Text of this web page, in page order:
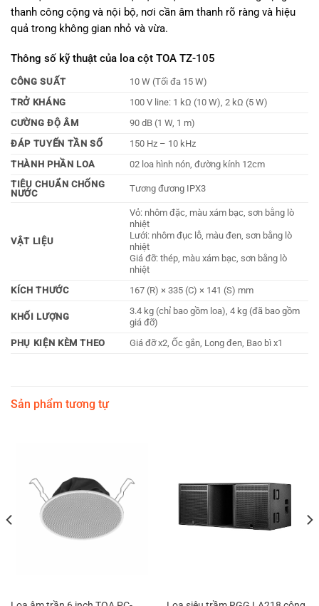
thanh công cộng và nội bộ, nơi cần âm thanh rõ ràng và hiệu
quả trong không gian nhỏ và vừa.
Thông số kỹ thuật của loa cột TOA TZ-105
CÔNG SUẤT
10 W (Tối đa 15 W)
TRỞ KHÁNG
100 V line: 1 kΩ (10 W), 2 kΩ (5 W)
CƯỜNG ĐỘ ÂM
90 dB (1 W, 1 m)
ĐÁP TUYẾN TẦN SỐ
150 Hz – 10 kHz
THÀNH PHẦN LOA
02 loa hình nón, đường kính 12cm
TIÊU CHUẨN CHỐNG
NƯỚC
Tương đương IPX3
VẬT LIỆU
Vỏ: nhôm đặc, màu xám bạc, sơn bằng lò
nhiệt
Lưới: nhôm đục lỗ, màu đen, sơn bằng lò
nhiệt
Giá đỡ: thép, màu xám bạc, sơn bằng lò
nhiệt
KÍCH THƯỚC
167 (R) × 335 (C) × 141 (S) mm
KHỐI LƯỢNG
3.4 kg (chỉ bao gồm loa), 4 kg (đã bao gồm
giá đỡ)
PHỤ KIỆN KÈM THEO
Giá đỡ x2, Ốc gắn, Long đen, Bao bì x1
Sản phẩm tương tự